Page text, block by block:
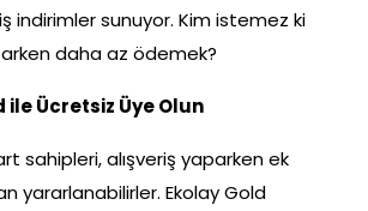
indirimler sunuyor. Kim istemez ki
daha az ödemek?
ile Ücretsiz Üye Olun
sahipleri, alışveriş yaparken ek
yararlanabilirler. Ekolay Gold